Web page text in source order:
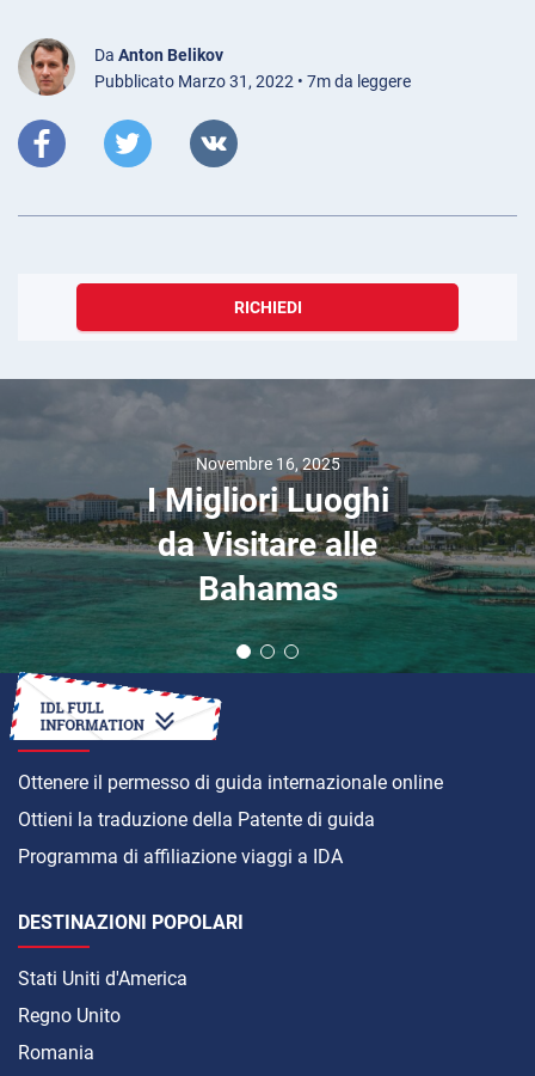
Da Anton Belikov
Pubblicato Marzo 31, 2022 • 7m da leggere
RICHIEDI
Novembre 16, 2025
I Migliori Luoghi
da Visitare alle
Bahamas
COME
Ottenere il permesso di guida internazionale online
Ottieni la traduzione della Patente di guida
Programma di affiliazione viaggi a IDA
DESTINAZIONI POPOLARI
Stati Uniti d'America
Regno Unito
Romania